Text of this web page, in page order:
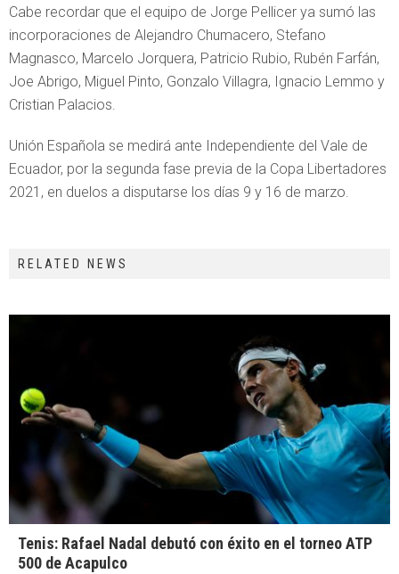
Cabe recordar que el equipo de Jorge Pellicer ya sumó las
incorporaciones de Alejandro Chumacero, Stefano
Magnasco, Marcelo Jorquera, Patricio Rubio, Rubén Farfán,
Joe Abrigo, Miguel Pinto, Gonzalo Villagra, Ignacio Lemmo y
Cristian Palacios.
Unión Española se medirá ante Independiente del Vale de
Ecuador, por la segunda fase previa de la Copa Libertadores
2021, en duelos a disputarse los días 9 y 16 de marzo.
RELATED NEWS
Tenis: Rafael Nadal debutó con éxito en el torneo ATP
500 de Acapulco